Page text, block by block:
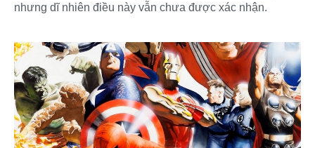
nhưng dĩ nhiên điều này vẫn chưa được xác nhận.